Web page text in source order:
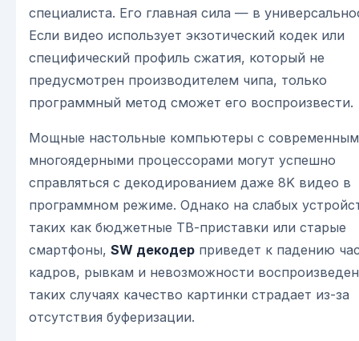
специалиста. Его главная сила — в
Если видео использует экзотический кодек или
специфический профиль сжатия, который не
предусмотрен производителем чипа, только
программный метод сможет его воспроизвести.
Мощные настольные компьютеры с
многоядерными процессорами могут успешно
справляться с декодированием даже 8K видео в
программном режиме. Однако на слабых
таких как бюджетные ТВ-приставки или старые
смартфоны, SW декодер приведет к падению
кадров, рывкам и невозможности
таких случаях качество картинки страдает из-за
отсутствия буферизации.